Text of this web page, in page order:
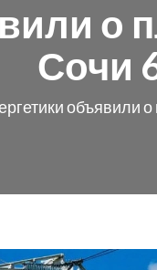
о
Сочи
объявили